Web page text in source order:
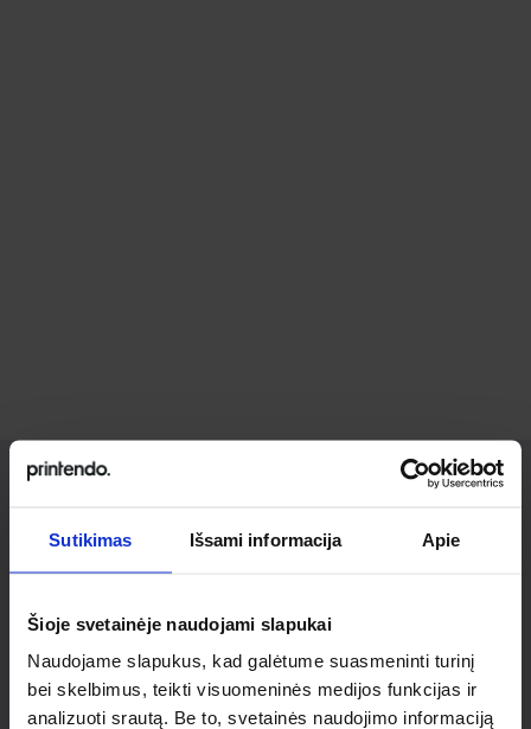
Sutikimas Išsami informacija Apie
Šioje svetainėje naudojami slapukai
Naudojame slapukus, kad galėtume suasmeninti turinį
bei skelbimus, teikti visuomeninės medijos funkcijas ir
analizuoti srautą. Be to, svetainės naudojimo informaciją
Ieškai
individualaus
sprendimo?
Susisiek su mumis dėl